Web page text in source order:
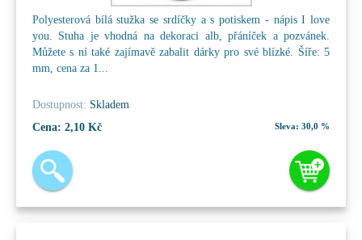
Polyesterová bílá stužka se srdíčky a s potiskem - nápis I love
you. Stuha je vhodná na dekoraci alb, přáníček a pozvánek.
Můžete s ní také zajímavě zabalit dárky pro své blízké. Šíře: 5
mm, cena za 1...
Dostupnost: Skladem
Cena: 2,10 Kč Sleva: 30,0 %